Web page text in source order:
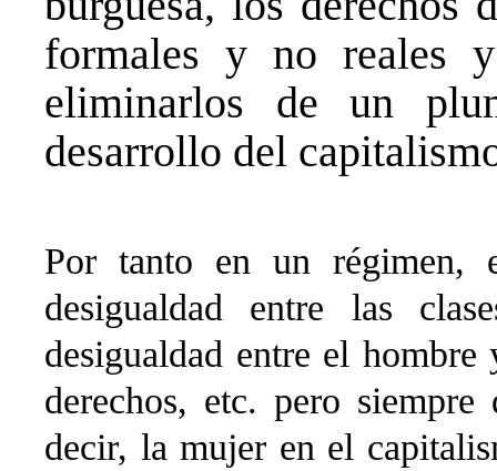
formales y no reales
eliminarlos de un
desarrollo del
Por tanto en un régimen,
desigualdad entre las
desigualdad entre el
derechos, etc. pero
decir, la mujer en el